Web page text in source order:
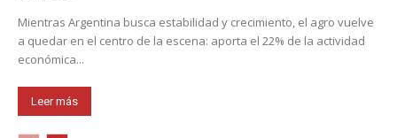
Mientras Argentina busca estabilidad y crecimiento, el agro vuelve
a quedar en el centro de la escena: aporta el 22% de la actividad
económica...
Leer más